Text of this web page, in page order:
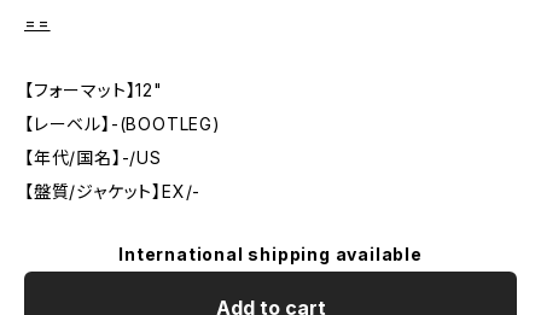
==
【フォーマット】12"
【レーベル】-(BOOTLEG)
【年代/国名】-/US
【盤質/ジャケット】EX/-
International shipping available
Add to cart